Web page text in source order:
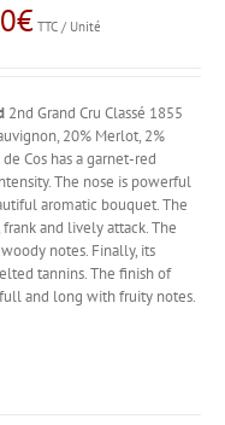
€ TTC / Unité
2nd Grand Cru Classé 1855
20% Merlot, 2%
Cos has a garnet-red
The nose is powerful
aromatic bouquet. The
and lively attack. The
notes. Finally, its
tannins. The finish of
and long with fruity notes.